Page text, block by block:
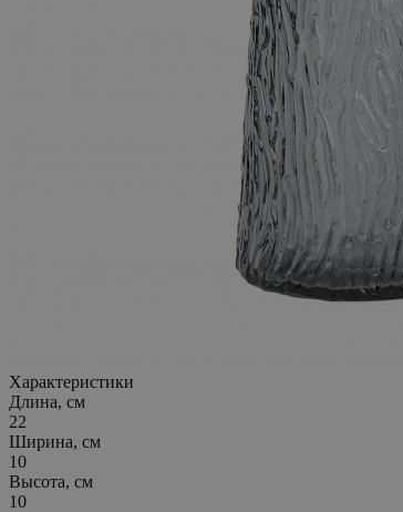
Характеристики
Длина, см
22
Ширина, см
10
Высота, см
10